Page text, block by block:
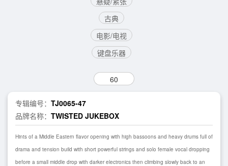
古典
电影/电视
键盘乐器
60
专辑编号： TJ0065-47
品牌名称： TWISTED JUKEBOX
Hints of a Middle Eastern flavor opening with high bassoons and heavy drums full of
drama and tension build with short powerful strings and solo female vocal dropping
before a small middle drop with darker electronics then climbing slowly back to an